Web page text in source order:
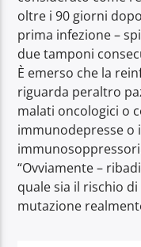
oltre i 90 giorni
prima infezione –
due tamponi
È emerso che la
riguarda peraltro
malati oncologici o
immunodepresse o
“Ovviamente –
quale sia il rischio
mutazione